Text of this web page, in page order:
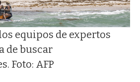
equipos de expertos
de buscar
Foto: AFP